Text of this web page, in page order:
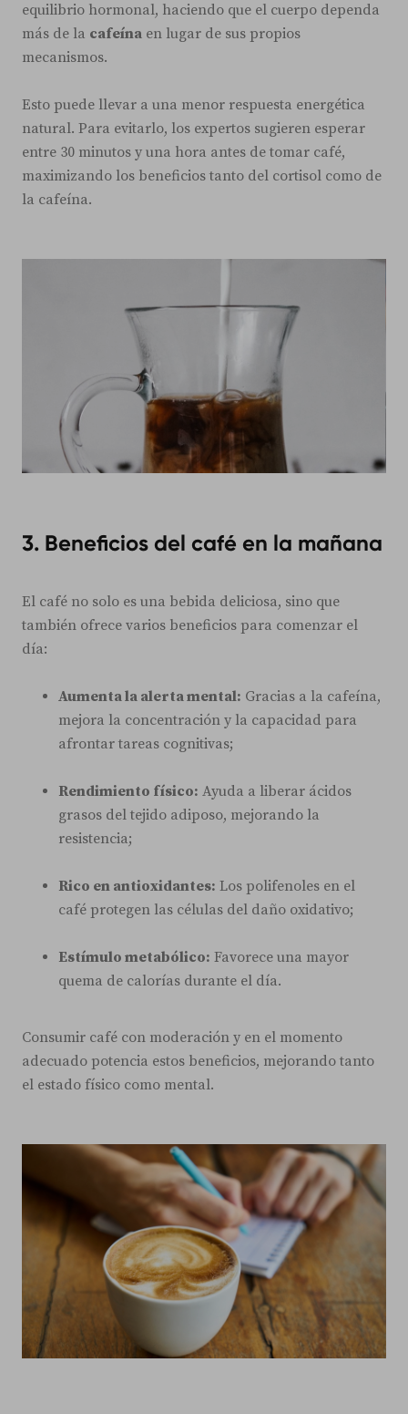
equilibrio hormonal, haciendo que el cuerpo dependa
más de la cafeína en lugar de sus propios
mecanismos.
Esto puede llevar a una menor respuesta energética
natural. Para evitarlo, los expertos sugieren esperar
entre 30 minutos y una hora antes de tomar café,
maximizando los beneficios tanto del cortisol como de
la cafeína.
3. Beneficios del café en la mañana
El café no solo es una bebida deliciosa, sino que
también ofrece varios beneficios para comenzar el
día:
Aumenta la alerta mental: Gracias a la cafeína,
mejora la concentración y la capacidad para
afrontar tareas cognitivas;
Rendimiento físico: Ayuda a liberar ácidos
grasos del tejido adiposo, mejorando la
resistencia;
Rico en antioxidantes: Los polifenoles en el
café protegen las células del daño oxidativo;
Estímulo metabólico: Favorece una mayor
quema de calorías durante el día.
Consumir café con moderación y en el momento
adecuado potencia estos beneficios, mejorando tanto
el estado físico como mental.